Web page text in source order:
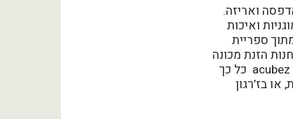
ואריזה.
ואיכות
ספריית
ב- 2021 הותקנו בישראל תחנות הזנת מכונה
קובוטיות רבות ופינו את העובדים לביצוע משימות אחרות. העובדה כי הפתרונות של UR ושל acubez כל כך
בז’רגון